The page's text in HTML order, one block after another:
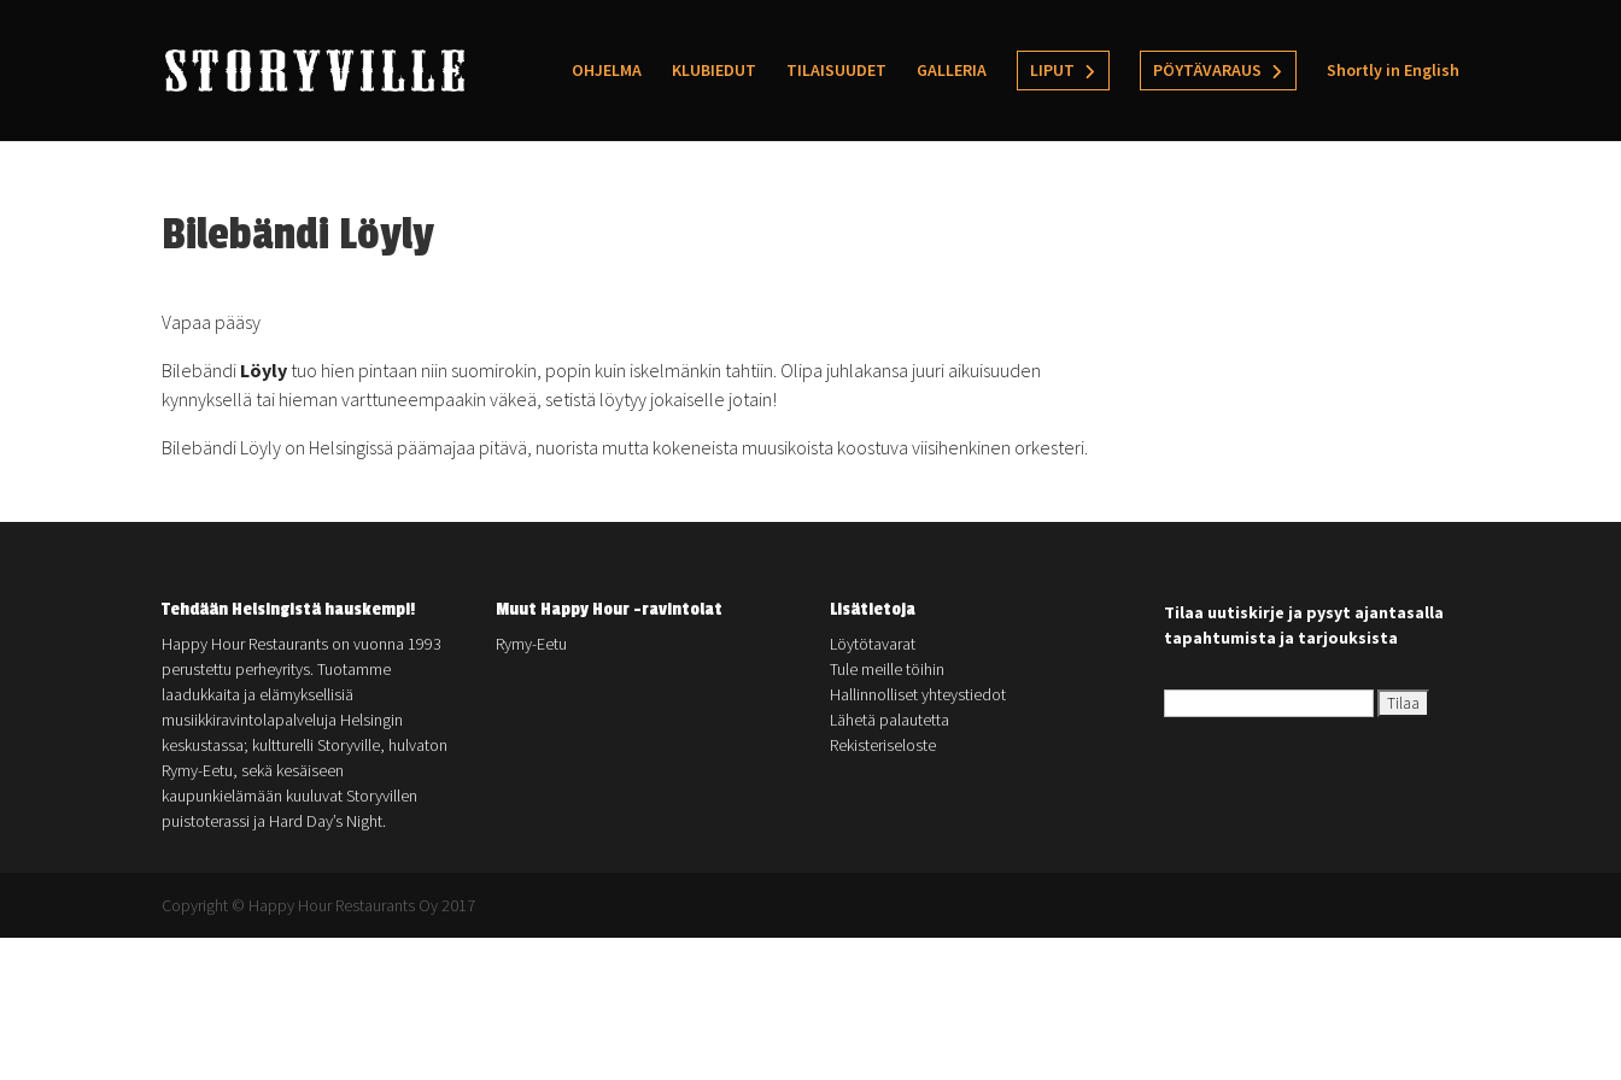
OHJELMA KLUBIEDUT TILAISUUDET GALLERIA LIPUT PÖYTÄVARAUS Shortly in English
Bilebändi Löyly
Vapaa pääsy
Bilebändi Löyly tuo hien pintaan niin suomirokin, popin kuin iskelmänkin tahtiin. Olipa juhlakansa juuri aikuisuuden
kynnyksellä tai hieman varttuneempaakin väkeä, setistä löytyy jokaiselle jotain!
Bilebändi Löyly on Helsingissä päämajaa pitävä, nuorista mutta kokeneista muusikoista koostuva viisihenkinen orkesteri.
Tehdään Helsingistä hauskempi!
Happy Hour Restaurants on vuonna 1993
perustettu perheyritys. Tuotamme
laadukkaita ja elämyksellisiä
musiikkiravintolapalveluja Helsingin
keskustassa; kultturelli Storyville, hulvaton
Rymy-Eetu, sekä kesäiseen
kaupunkielämään kuuluvat Storyvillen
puistoterassi ja Hard Day’s Night.
Muut Happy Hour -ravintolat
Rymy-Eetu
Lisätietoja
Löytötavarat
Tule meille töihin
Hallinnolliset yhteystiedot
Lähetä palautetta
Rekisteriseloste
Tilaa uutiskirje ja pysyt ajantasalla
tapahtumista ja tarjouksista
Copyright © Happy Hour Restaurants Oy 2017